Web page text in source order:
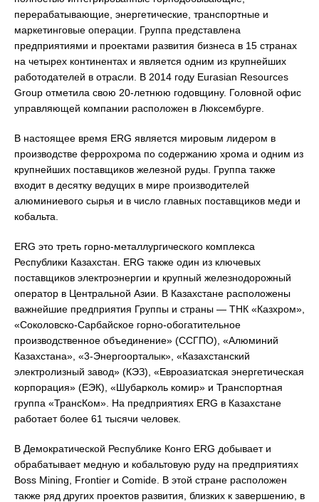
перерабатывающие, энергетические, транспортные и
маркетинговые операции. Группа представлена
предприятиями и проектами развития бизнеса в 15 странах
на четырех континентах и является одним из крупнейших
работодателей в отрасли. В 2014 году Eurasian Resources
Group отметила свою 20-летнюю годовщину. Головной офис
управляющей компании расположен в Люксембурге.
В настоящее время ERG является мировым лидером в
производстве феррохрома по содержанию хрома и одним из
крупнейших поставщиков железной руды. Группа также
входит в десятку ведущих в мире производителей
алюминиевого сырья и в число главных поставщиков меди и
кобальта.
ERG это треть горно-металлургического комплекса
Республики Казахстан. ERG также один из ключевых
поставщиков электроэнергии и крупный железнодорожный
оператор в Центральной Азии. В Казахстане расположены
важнейшие предприятия Группы и страны — ТНК «Казхром»,
«Соколовско-Сарбайское горно-обогатительное
производственное объединение» (ССГПО), «Алюминий
Казахстана», «3-Энергоорталык», «Казахстанский
электролизный завод» (КЭЗ), «Евроазиатская энергетическая
корпорация» (ЕЭК), «Шубарколь комир» и Транспортная
группа «ТрансКом». На предприятиях ERG в Казахстане
работает более 61 тысячи человек.
В Демократической Республике Конго ERG добывает и
обрабатывает медную и кобальтовую руду на предприятиях
Boss Mining, Frontier и Comide. В этой стране расположен
также ряд других проектов развития, близких к завершению, в